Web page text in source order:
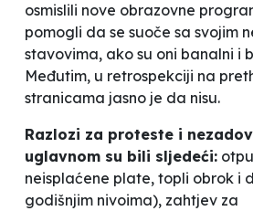
osmislili nove obrazovne
pomogli da se suoče sa svojim
stavovima, ako su oni banalni i
Međutim, u retrospekciji na
stranicama jasno je da nisu.
Razlozi za proteste i
uglavnom su bili sljedeći:
neisplaćene plate, topli obrok i
godišnjim nivoima), zahtjev za